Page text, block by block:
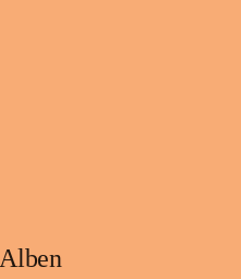
Alben